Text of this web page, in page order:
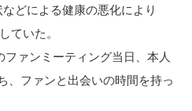
どによる健康の悪化により
ていた。
ァンミーティング当日、本人
、ファンと出会いの時間を持っ